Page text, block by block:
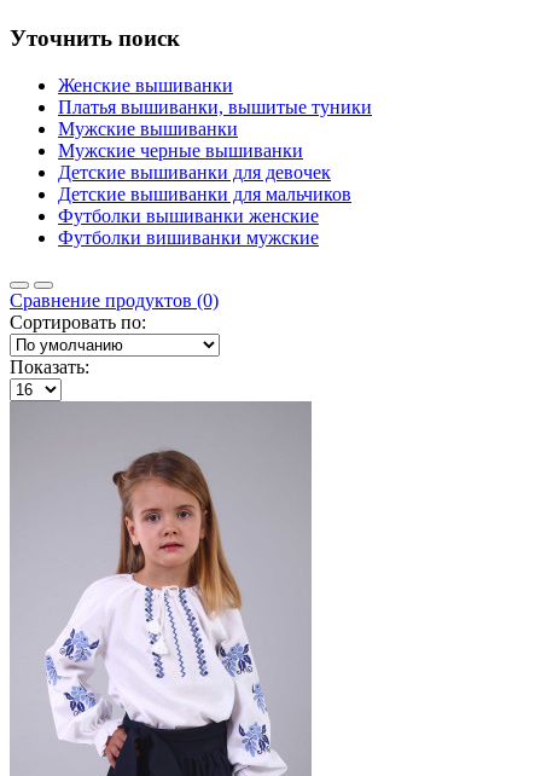
Уточнить поиск
Женские вышиванки
Платья вышиванки, вышитые туники
Мужские вышиванки
Мужские черные вышиванки
Детские вышиванки для девочек
Детские вышиванки для мальчиков
Футболки вышиванки женские
Футболки вишиванки мужские
Сравнение продуктов (0)
Сортировать по:
Показать: